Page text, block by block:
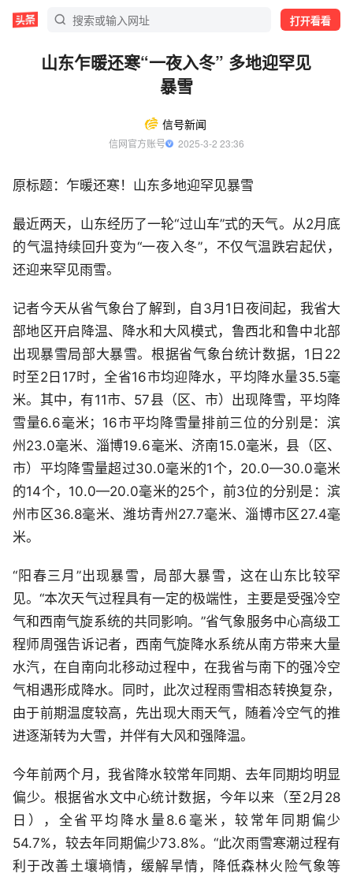
打开看看
山东乍暖还寒“一夜入冬” 多地迎罕见
暴雪
信号新闻
信网官方账号
  2025-3-2 23:36
原标题：乍暖还寒！山东多地迎罕见暴雪
最近两天，山东经历了一轮“过山车”式的天气。从2月底
的气温持续回升变为“一夜入冬”，不仅气温跌宕起伏，
还迎来罕见雨雪。
记者今天从省气象台了解到，自3月1日夜间起，我省大
部地区开启降温、降水和大风模式，鲁西北和鲁中北部
出现暴雪局部大暴雪。根据省气象台统计数据，1日22
时至2日17时，全省16市均迎降水，平均降水量35.5毫
米。其中，有11市、57县（区、市）出现降雪，平均降
雪量6.6毫米；16市平均降雪量排前三位的分别是：滨
州23.0毫米、淄博19.6毫米、济南15.0毫米，县（区、
市）平均降雪量超过30.0毫米的1个，20.0—30.0毫米
的14个，10.0—20.0毫米的25个，前3位的分别是：滨
州市区36.8毫米、潍坊青州27.7毫米、淄博市区27.4毫
米。
“阳春三月”出现暴雪，局部大暴雪，这在山东比较罕
见。“本次天气过程具有一定的极端性，主要是受强冷空
气和西南气旋系统的共同影响。”省气象服务中心高级工
程师周强告诉记者，西南气旋降水系统从南方带来大量
水汽，在自南向北移动过程中，在我省与南下的强冷空
气相遇形成降水。同时，此次过程雨雪相态转换复杂，
由于前期温度较高，先出现大雨天气，随着冷空气的推
进逐渐转为大雪，并伴有大风和强降温。
今年前两个月，我省降水较常年同期、去年同期均明显
偏少。根据省水文中心统计数据，今年以来（至2月28
日），全省平均降水量8.6毫米，较常年同期偏少
54.7%，较去年同期偏少73.8%。“此次雨雪寒潮过程有
利于改善土壤墒情，缓解旱情，降低森林火险气象等